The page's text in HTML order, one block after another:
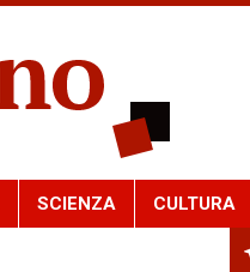
SCIENZA CULTURA